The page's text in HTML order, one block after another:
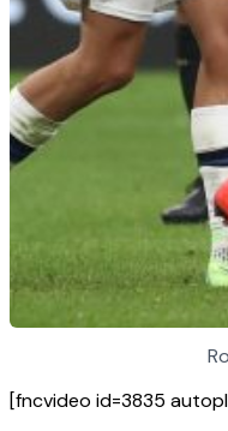
[fncvideo id=3835